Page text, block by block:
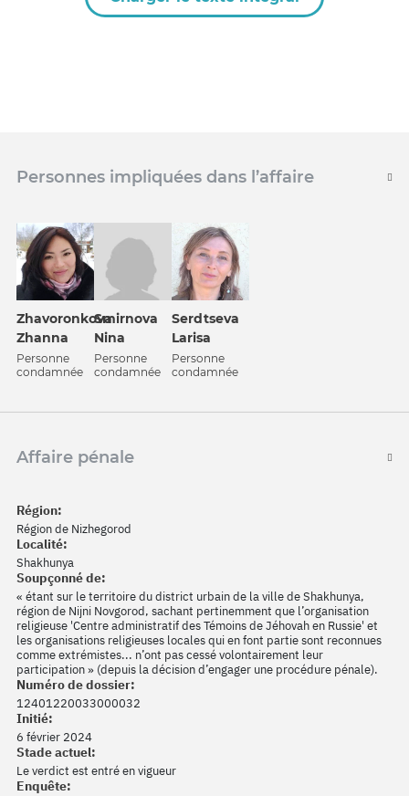
Personnes impliquées dans l’affaire
Zhavoronkova
Zhanna
Personne
condamnée
Smirnova
Nina
Personne
condamnée
Serdtseva
Larisa
Personne
condamnée
Affaire pénale
Région:
Région de Nizhegorod
Localité:
Shakhunya
Soupçonné de:
« étant sur le territoire du district urbain de la ville de Shakhunya,
région de Nijni Novgorod, sachant pertinemment que l’organisation
religieuse 'Centre administratif des Témoins de Jéhovah en Russie' et
les organisations religieuses locales qui en font partie sont reconnues
comme extrémistes... n’ont pas cessé volontairement leur
participation » (depuis la décision d’engager une procédure pénale).
Numéro de dossier:
12401220033000032
Initié:
6 février 2024
Stade actuel:
Le verdict est entré en vigueur
Enquête: